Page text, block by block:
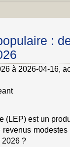
:
à 2026-04-16,
(LEP) est un
revenus
2026 ?